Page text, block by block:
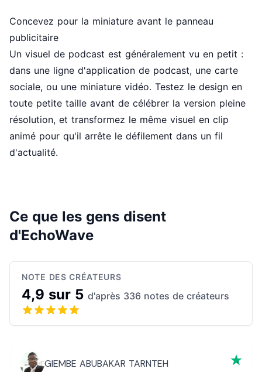
Concevez pour la miniature avant le panneau
publicitaire
Un visuel de podcast est généralement vu en petit :
dans une ligne d'application de podcast, une carte
sociale, ou une miniature vidéo. Testez le design en
toute petite taille avant de célébrer la version pleine
résolution, et transformez le même visuel en clip
animé pour qu'il arrête le défilement dans un fil
d'actualité.
Ce que les gens disent
d'EchoWave
NOTE DES CRÉATEURS
4,9 sur 5 d'après 336 notes de créateurs